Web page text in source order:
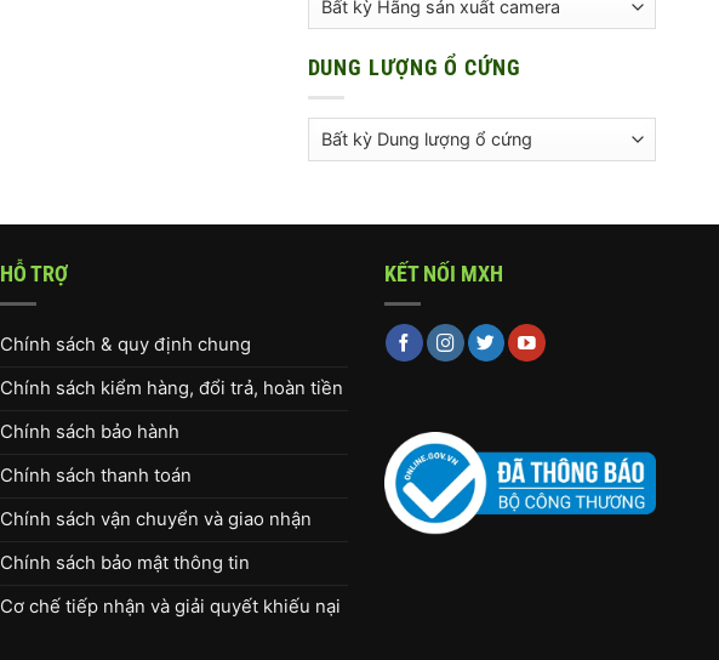
DUNG LƯỢNG Ổ CỨNG
HỖ TRỢ
Chính sách & quy định chung
Chính sách kiểm hàng, đổi trả, hoàn tiền
Chính sách bảo hành
Chính sách thanh toán
Chính sách vận chuyển và giao nhận
Chính sách bảo mật thông tin
Cơ chế tiếp nhận và giải quyết khiếu nại
KẾT NỐI MXH